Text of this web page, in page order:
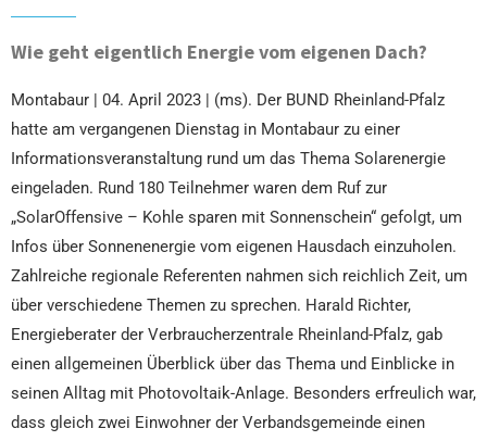
Wie geht eigentlich Energie vom eigenen Dach?
Montabaur | 04. April 2023 | (ms). Der BUND Rheinland-Pfalz
hatte am vergangenen Dienstag in Montabaur zu einer
Informationsveranstaltung rund um das Thema Solarenergie
eingeladen. Rund 180 Teilnehmer waren dem Ruf zur
„SolarOffensive – Kohle sparen mit Sonnenschein“ gefolgt, um
Infos über Sonnenenergie vom eigenen Hausdach einzuholen.
Zahlreiche regionale Referenten nahmen sich reichlich Zeit, um
über verschiedene Themen zu sprechen. Harald Richter,
Energieberater der Verbraucherzentrale Rheinland-Pfalz, gab
einen allgemeinen Überblick über das Thema und Einblicke in
seinen Alltag mit Photovoltaik-Anlage. Besonders erfreulich war,
dass gleich zwei Einwohner der Verbandsgemeinde einen